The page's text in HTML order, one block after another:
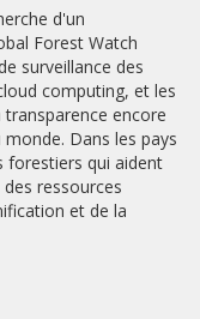
d'un
Forest Watch
surveillance des
computing, et les
encore
Dans les pays
forestiers qui aident
ressources
et de la